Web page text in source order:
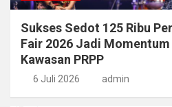
Sukses Sedot 125 Ribu
Fair 2026 Jadi
Kawasan PRPP
6 Juli 2026 admin